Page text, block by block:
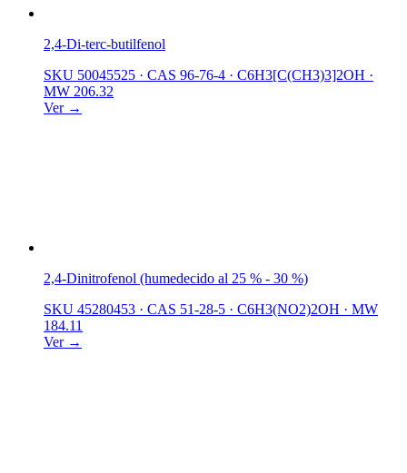
2,4-Di-terc-butilfenol
SKU 50045525 · CAS 96-76-4 · C6H3[C(CH3)3]2OH ·
MW 206.32
Ver →
2,4-Dinitrofenol (humedecido al 25 % - 30 %)
SKU 45280453 · CAS 51-28-5 · C6H3(NO2)2OH · MW
184.11
Ver →